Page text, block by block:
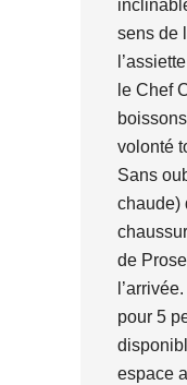
sens de
le Chef
volonté
Sans
chaude)
de
pour 5
espace